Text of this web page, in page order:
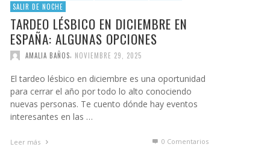
SALIR DE NOCHE
TARDEO LÉSBICO EN DICIEMBRE EN
ESPAÑA: ALGUNAS OPCIONES
AMALIA BAÑOS, NOVIEMBRE 29, 2025
El tardeo lésbico en diciembre es una oportunidad
para cerrar el año por todo lo alto conociendo
nuevas personas. Te cuento dónde hay eventos
interesantes en las …
Leer más 0 Comentarios